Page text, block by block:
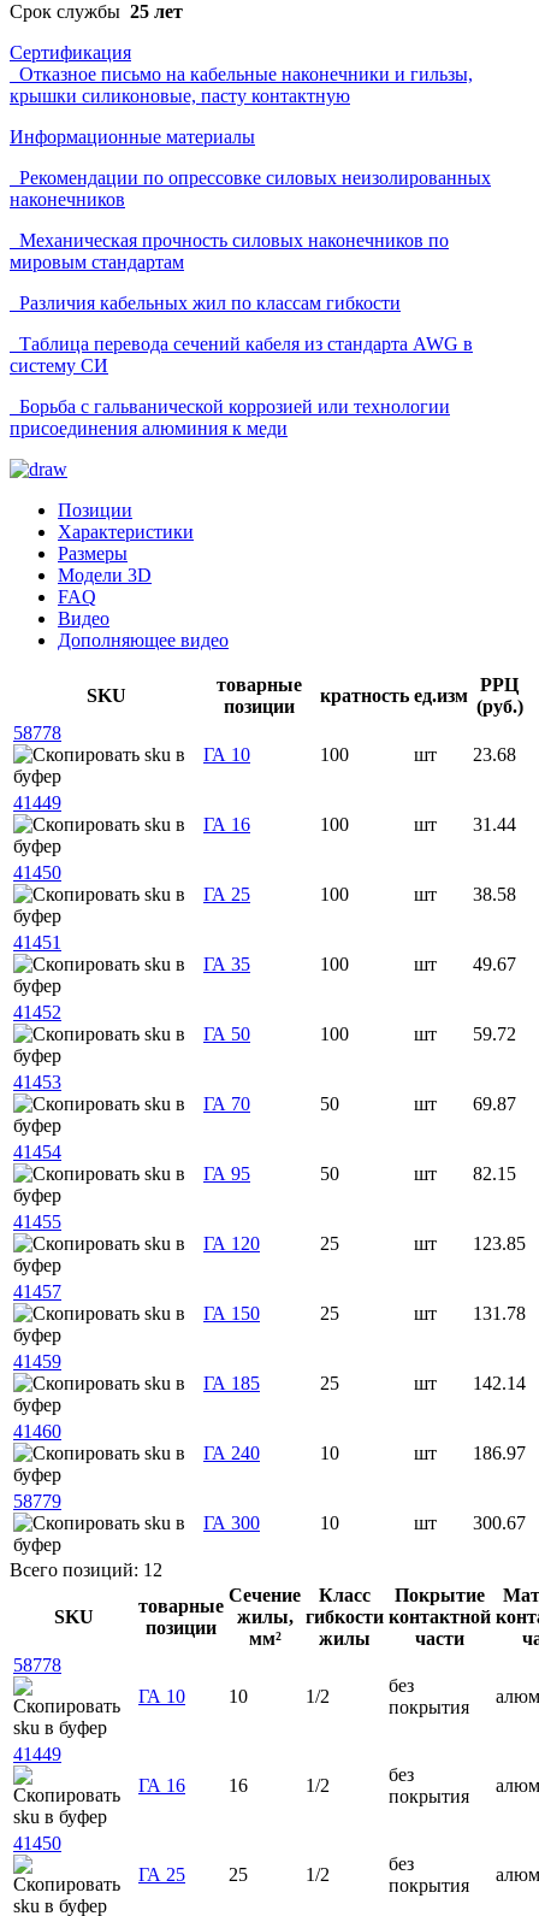
Срок службы 25 лет
Сертификация
Отказное письмо на кабельные наконечники и гильзы,
крышки силиконовые, пасту контактную
Информационные материалы
Рекомендации по опрессовке силовых неизолированных
наконечников
Механическая прочность силовых наконечников по
мировым стандартам
Различия кабельных жил по классам гибкости
Таблица перевода сечений кабеля из стандарта AWG в
систему СИ
Борьба с гальванической коррозией или технологии
присоединения алюминия к меди
Позиции
Характеристики
Размеры
Модели 3D
FAQ
Видео
Дополняющее видео
SKU
товарные
позиции
кратность ед.изм
РРЦ
(руб.)
58778
ГА 10
100 шт 23.68
41449
ГА 16
100 шт 31.44
41450
ГА 25
100 шт 38.58
41451
ГА 35
100 шт 49.67
41452
ГА 50
100 шт 59.72
41453
ГА 70
50 шт 69.87
41454
ГА 95
50 шт 82.15
41455
ГА 120
25 шт 123.85
41457
ГА 150
25 шт 131.78
41459
ГА 185
25 шт 142.14
41460
ГА 240
10 шт 186.97
58779
ГА 300
10 шт 300.67
Всего позиций: 12
SKU
товарные
позиции
Сечение
жилы,
мм²
Класс
гибкости
жилы
Покрытие
контактной
части
58778
ГА 10
10 1/2
без
покрытия
41449
ГА 16
16 1/2
без
покрытия
41450
ГА 25
25 1/2
без
покрытия